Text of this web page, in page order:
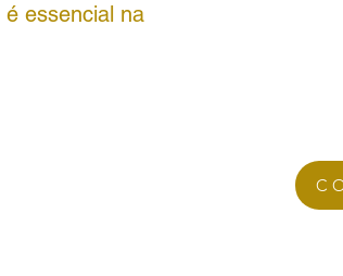
essencial na